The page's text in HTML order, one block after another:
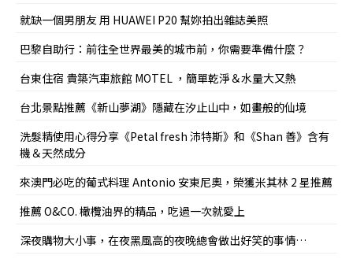
就缺一個男朋友 用 HUAWEI P20 幫妳拍出雜誌美照
巴黎自助行：前往全世界最美的城市前，你需要準備什麼？
台東住宿 貴築汽車旅館 MOTEL ，簡單乾淨＆水量大又熱
台北景點推薦《新山夢湖》隱藏在汐止山中，如畫般的仙境
洗髮精使用心得分享《Petal fresh 沛特斯》和《Shan 善》含有
機＆天然成分
來澳門必吃的葡式料理 Antonio 安東尼奧，榮獲米其林 2 星推薦
推薦 O&CO. 橄欖油界的精品，吃過一次就愛上
深夜購物大小事，在夜黑風高的夜晚總會做出好笑的事情…